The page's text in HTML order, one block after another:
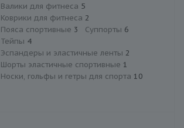
Валики для фитнеса 5
Коврики для фитнеса 2
Пояса спортивные 3 Суппорты 6
Тейпы 4
Эспандеры и эластичные ленты 2
Шорты эластичные спортивные 1
Носки, гольфы и гетры для спорта 10